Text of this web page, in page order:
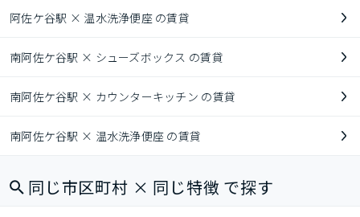
阿佐ケ谷駅 × 温水洗浄便座 の賃貸
南阿佐ケ谷駅 × シューズボックス の賃貸
南阿佐ケ谷駅 × カウンターキッチン の賃貸
南阿佐ケ谷駅 × 温水洗浄便座 の賃貸
同じ市区町村 × 同じ特徴 で探す